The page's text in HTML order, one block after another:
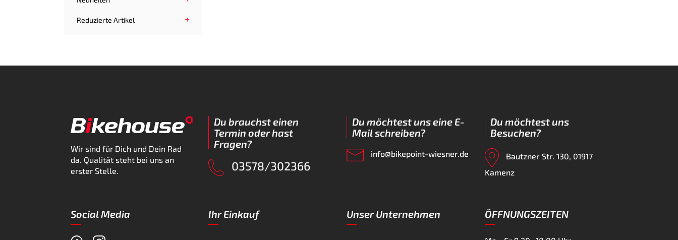
Reduzierte Artikel
Wir sind für Dich und Dein Rad
da. Qualität steht bei uns an
erster Stelle.
Du brauchst einen
Termin oder hast
Fragen?
03578/302366
Du möchtest uns eine E-
Mail schreiben?
info@bikepoint-wiesner.de
Du möchtest uns
Besuchen?
Bautzner Str. 130, 01917
Kamenz
Social Media Ihr Einkauf Unser Unternehmen ÖFFNUNGSZEITEN